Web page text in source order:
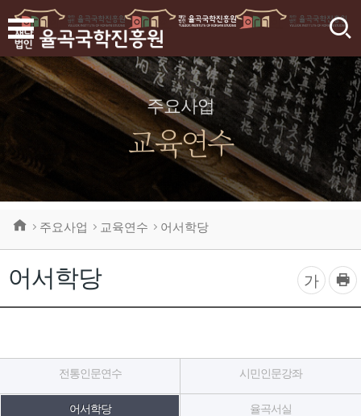
검
주요사업
교육연수
어서학당
주요사업 교육연수 어서학당
글
자
조
가
프
린
트
전통인문연수 시민인문강좌
어서학당 율곡서실